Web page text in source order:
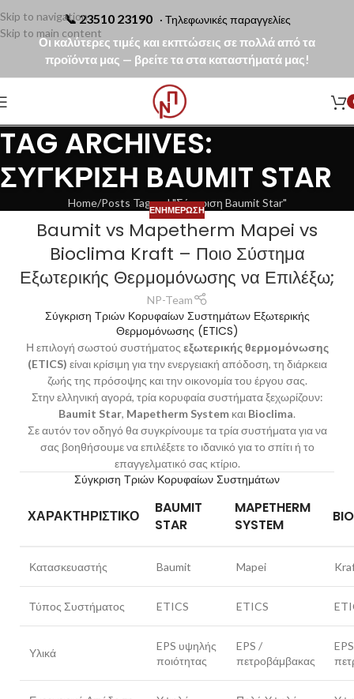
📞23510 23190 · Τηλεφωνικές παραγγελίες
Οι καλύτερες τιμές και εκπτώσεις σε πολλά από τα
προϊόντα μας — βρείτε τα στα καταστήματά μας!
Skip to navigation
Skip to main content
TAG ARCHIVES:
ΣΎΓΚΡΙΣΗ BAUMIT STAR
Home Posts Tagged "Σύγκριση Baumit Star"
ΕΝΗΜΈΡΩΣΗ
Baumit vs Mapetherm Mapei vs
Bioclima Kraft – Ποιο Σύστημα
Εξωτερικής Θερμομόνωσης να Επιλέξω;
NP-Team
Σύγκριση Τριών Κορυφαίων Συστημάτων Εξωτερικής
Θερμομόνωσης (ETICS)
Η επιλογή σωστού συστήματος εξωτερικής θερμομόνωσης
(ETICS) είναι κρίσιμη για την ενεργειακή απόδοση, τη διάρκεια
ζωής της πρόσοψης και την οικονομία του έργου σας.
Στην ελληνική αγορά, τρία κορυφαία συστήματα ξεχωρίζουν:
Baumit Star, Mapetherm System και Bioclima.
Σε αυτόν τον οδηγό θα συγκρίνουμε τα τρία συστήματα για να
σας βοηθήσουμε να επιλέξετε το ιδανικό για το σπίτι ή το
επαγγελματικό σας κτίριο.
Σύγκριση Τριών Κορυφαίων Συστημάτων
ΧΑΡΑΚΤΗΡΙΣΤΙΚΌ
BAUMIT
STAR
MAPETHERM
SYSTEM
Κατασκευαστής Baumit Mapei
Τύπος Συστήματος ETICS ETICS
Υλικά
EPS υψηλής
ποιότητας
EPS /
πετροβάμβακας